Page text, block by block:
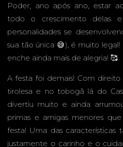
E -
Poder, ano após ano, estar
todo o crescimento delas
personalidades se
sua tão única 😅), é muito legal!
enche ainda mais de alegria! 🥰
A festa foi demais! Com direito
tirolesa e no tobogã lá do
divertiu muito e ainda
primas e amigas menores
festa! Uma das características
justamente o carinho e o